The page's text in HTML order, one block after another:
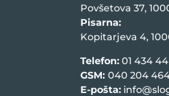
Povšetova 37,
Pisarna:
Kopitarjeva 4,
Telefon: 01 434
GSM:040 204
E-pošta: